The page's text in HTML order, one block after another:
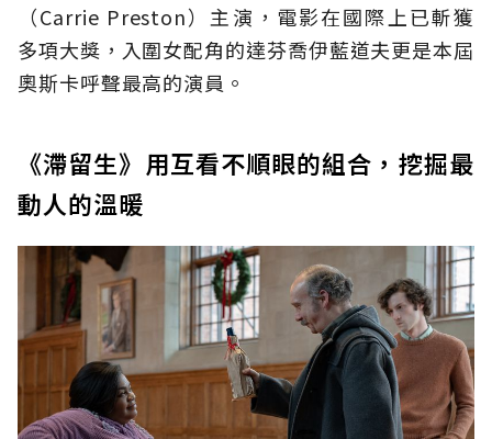
（Carrie Preston）主演，電影在國際上已斬獲
多項大獎，入圍女配角的達芬喬伊藍道夫更是本屆
奧斯卡呼聲最高的演員。
《滯留生》用互看不順眼的組合，挖掘最
動人的溫暖